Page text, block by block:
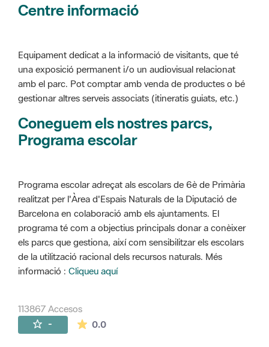
Centre informació
Equipament dedicat a la informació de visitants, que té
una exposició permanent i/o un audiovisual relacionat
amb el parc. Pot comptar amb venda de productes o bé
gestionar altres serveis associats (itineratis guiats, etc.)
Coneguem els nostres parcs,
Programa escolar
Programa escolar adreçat als escolars de 6è de Primària
realitzat per l'Àrea d'Espais Naturals de la Diputació de
Barcelona en colaboració amb els ajuntaments. El
programa té com a objectius principals donar a conèixer
els parcs que gestiona, així com sensibilitzar els escolars
de la utilització racional dels recursos naturals. Més
informació : Cliqueu aquí
113867 Accesos
- 0.0La valoración media es de 0 estrellas de